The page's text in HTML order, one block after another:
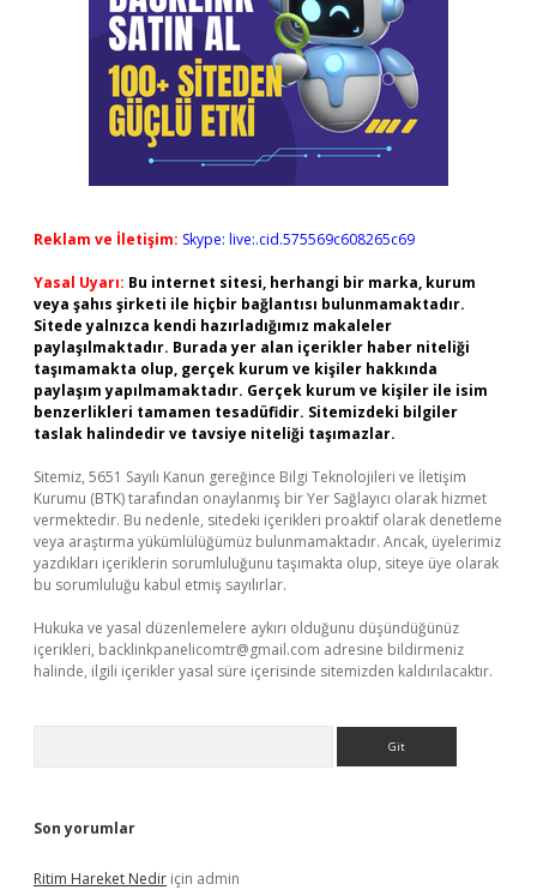
Reklam ve İletişim: Skype: live:.cid.575569c608265c69
Yasal Uyarı: Bu internet sitesi, herhangi bir marka, kurum
veya şahıs şirketi ile hiçbir bağlantısı bulunmamaktadır.
Sitede yalnızca kendi hazırladığımız makaleler
paylaşılmaktadır. Burada yer alan içerikler haber niteliği
taşımamakta olup, gerçek kurum ve kişiler hakkında
paylaşım yapılmamaktadır. Gerçek kurum ve kişiler ile isim
benzerlikleri tamamen tesadüfidir. Sitemizdeki bilgiler
taslak halindedir ve tavsiye niteliği taşımazlar.
Sitemiz, 5651 Sayılı Kanun gereğince Bilgi Teknolojileri ve İletişim
Kurumu (BTK) tarafından onaylanmış bir Yer Sağlayıcı olarak hizmet
vermektedir. Bu nedenle, sitedeki içerikleri proaktif olarak denetleme
veya araştırma yükümlülüğümüz bulunmamaktadır. Ancak, üyelerimiz
yazdıkları içeriklerin sorumluluğunu taşımakta olup, siteye üye olarak
bu sorumluluğu kabul etmiş sayılırlar.
Hukuka ve yasal düzenlemelere aykırı olduğunu düşündüğünüz
içerikleri, backlinkpanelicomtr@gmail.com adresine bildirmeniz
halinde, ilgili içerikler yasal süre içerisinde sitemizden kaldırılacaktır.
Son yorumlar
Ritim Hareket Nedir için admin